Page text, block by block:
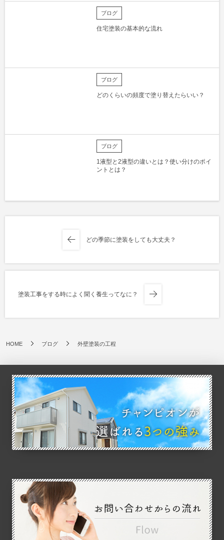
ブログ
住宅塗装の基本的な流れ
ブログ
どのくらいの頻度で塗り替えたらいい？
ブログ
1液型と2液型の違いとは？使い分けのポイ
ントとは？
どの季節に塗装をしても大丈夫？
塗装工事をする時によく聞く養生ってなに？
HOME ブログ 外壁塗装の工程